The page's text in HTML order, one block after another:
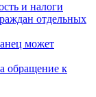
и налоги
отдельных
может
обращение к